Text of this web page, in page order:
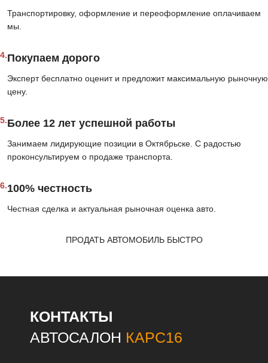
Транспортировку, оформление и переоформление оплачиваем
мы.
4.Покупаем дорого
Эксперт бесплатно оценит и предложит максимальную рыночную
цену.
5.Более 12 лет успешной работы
Занимаем лидирующие позиции в Октябрьске. С радостью
проконсультируем о продаже транспорта.
6.100% честность
Честная сделка и актуальная рыночная оценка авто.
ПРОДАТЬ АВТОМОБИЛЬ БЫСТРО
КОНТАКТЫ
АВТОСАЛОН КАРС16